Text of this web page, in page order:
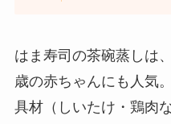
はま寿司の茶碗蒸しは、
歳の赤ちゃんにも人気。
具材（しいたけ・鶏肉